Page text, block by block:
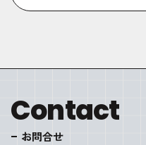
Contact
お問合せ